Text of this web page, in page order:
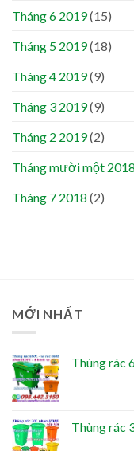
Tháng 6 2019(15)
Tháng 5 2019(18)
Tháng 4 2019(9)
Tháng 3 2019(9)
Tháng 2 2019(2)
Tháng mười một 2018
Tháng 7 2018 (2)
MỚI NHẤT
Thùng rác
Thùng rác